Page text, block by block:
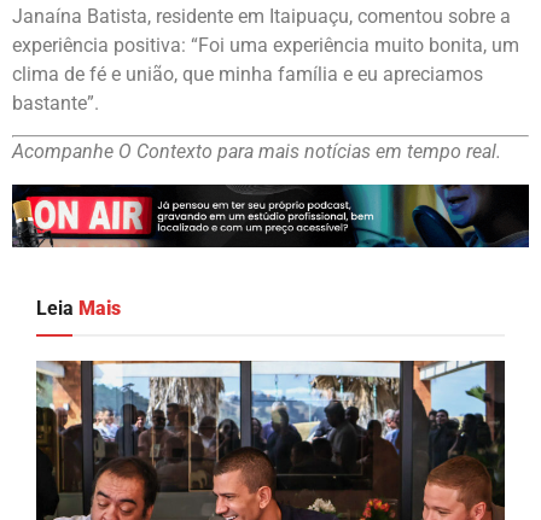
Janaína Batista, residente em Itaipuaçu, comentou sobre a
experiência positiva: “Foi uma experiência muito bonita, um
clima de fé e união, que minha família e eu apreciamos
bastante”.
Acompanhe O Contexto para mais notícias em tempo real.
Leia Mais